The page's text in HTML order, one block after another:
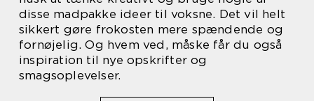
disse madpakke ideer til voksne. Det vil helt
sikkert gøre frokosten mere spændende og
fornøjelig. Og hvem ved, måske får du også
inspiration til nye opskrifter og
smagsoplevelser.